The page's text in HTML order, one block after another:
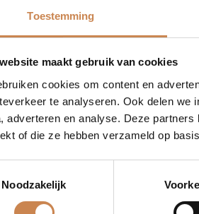
Toestemming
maakt gebruik van cookies
cookies om content en
te analyseren. Ook delen we
adverteren en analyse. Deze
of die ze hebben verzameld op
Noodzakelijk
selectie voldoen.
Mijn account